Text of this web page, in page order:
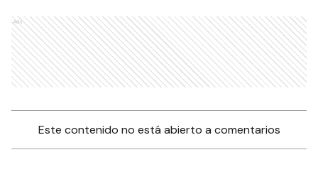
Ads
Este contenido no está abierto a comentarios